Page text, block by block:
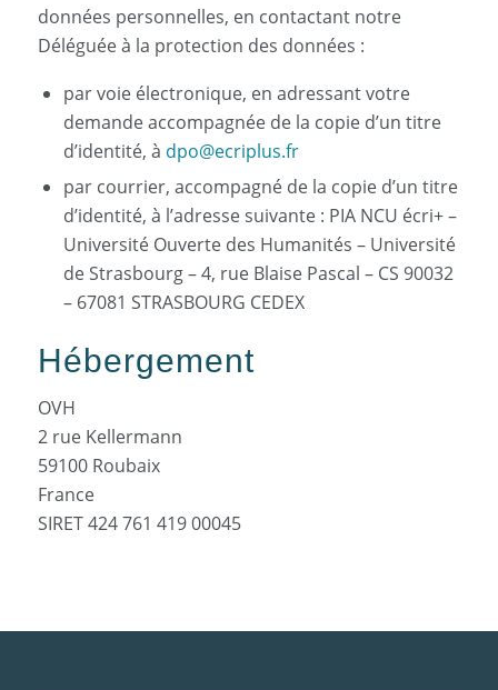
données personnelles, en contactant notre
Déléguée à la protection des données :
par voie électronique, en adressant votre
demande accompagnée de la copie d’un titre
d’identité, à dpo@ecriplus.fr
par courrier, accompagné de la copie d’un titre
d’identité, à l’adresse suivante : PIA NCU écri+ –
Université Ouverte des Humanités – Université
de Strasbourg – 4, rue Blaise Pascal – CS 90032
– 67081 STRASBOURG CEDEX
Hébergement
OVH
2 rue Kellermann
59100 Roubaix
France
SIRET 424 761 419 00045